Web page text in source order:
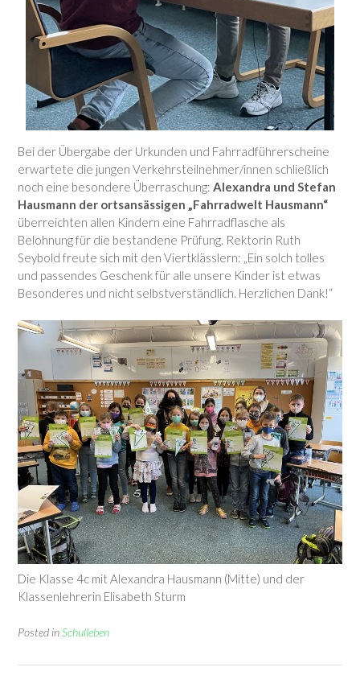
Bei der Übergabe der Urkunden und Fahrradführerscheine
erwartete die jungen Verkehrsteilnehmer/innen schließlich
noch eine besondere Überraschung: Alexandra und Stefan
Hausmann der ortsansässigen „Fahrradwelt Hausmann“
überreichten allen Kindern eine Fahrradflasche als
Belohnung für die bestandene Prüfung. Rektorin Ruth
Seybold freute sich mit den Viertklässlern: „Ein solch tolles
und passendes Geschenk für alle unsere Kinder ist etwas
Besonderes und nicht selbstverständlich. Herzlichen Dank!“
Die Klasse 4c mit Alexandra Hausmann (Mitte) und der
Klassenlehrerin Elisabeth Sturm
Posted inSchulleben